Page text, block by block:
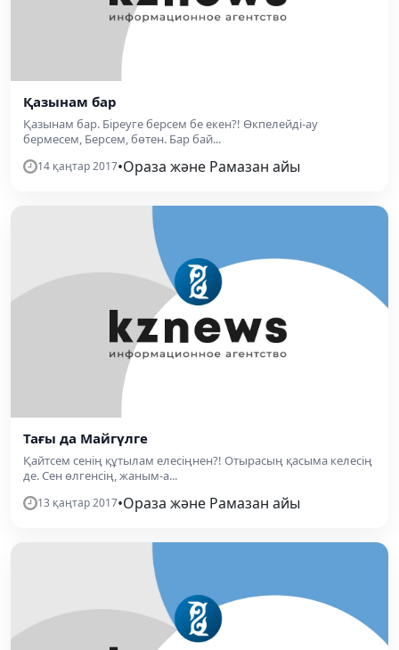
Қазынам бар
Қазынам бар. Біреуге берсем бе екен?! Өкпелейді-ау
бермесем, Берсем, бөтен. Бар бай...
14 қаңтар 2017•Ораза және Рамазан айы
Тағы да Майгүлге
Қайтсем сенің құтылам елесіңнен?! Отырасың қасыма келесің
де. Сен өлгенсің, жаным-а...
13 қаңтар 2017•Ораза және Рамазан айы